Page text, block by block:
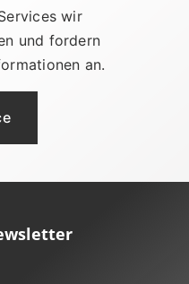
wir
und fordern
an.